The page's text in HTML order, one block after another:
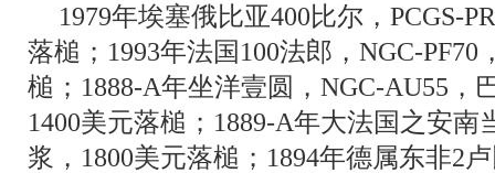
1979年埃塞俄比亚400比尔，PCGS-
落槌；1993年法国100法郎，NGC-
槌；1888-A年坐洋壹圆，NGC-AU55，
1400美元落槌；1889-A年大法国之安南
浆，1800美元落槌；1894年德属东非2